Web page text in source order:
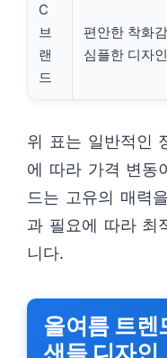
C
브
랜
드
편안한 착화
심플한 디자인
위 표는 일반적인
에 따라 가격 변동
드는 고유의 매력
과 필요에 따라 최
니다.
올여름 트렌
샌들 디자인